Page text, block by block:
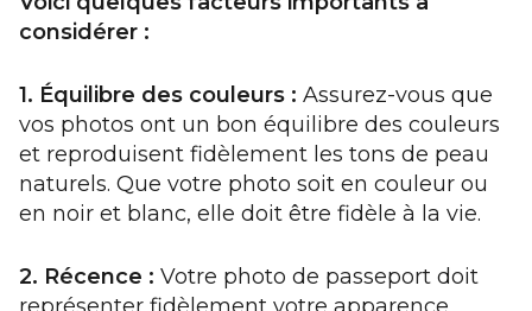
considérer :
1. Équilibre des couleurs : Assurez-vous que
vos photos ont un bon équilibre des couleurs
et reproduisent fidèlement les tons de peau
naturels. Que votre photo soit en couleur ou
en noir et blanc, elle doit être fidèle à la vie.
2. Récence : Votre photo de passeport doit